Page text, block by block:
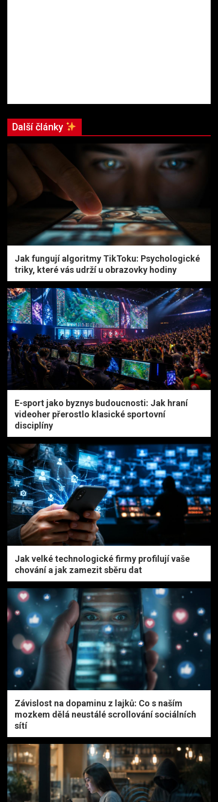
Další články
Jak fungují algoritmy TikToku: Psychologické
triky, které vás udrží u obrazovky hodiny
E-sport jako byznys budoucnosti: Jak hraní
videoher přerostlo klasické sportovní
disciplíny
Jak velké technologické firmy profilují vaše
chování a jak zamezit sběru dat
Závislost na dopaminu z lajků: Co s naším
mozkem dělá neustálé scrollování sociálních
sítí